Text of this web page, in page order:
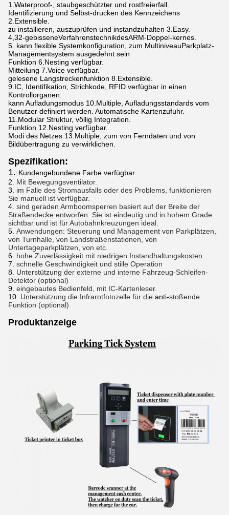
1.Waterproof- , staubgeschützter und rostfreierfall.
Identifizierung und Selbst-drucken des Kennzeichens
2.Extensible.
zu installieren, auszuprüfen und instandzuhalten 3.Easy.
4,32-gebisseneVerfahrenstechnikdesARM-Doppel-kernes.
5. kann flexible Systemkonfiguration, zum MultiniveauParkplatz-
Managementsystem ausgedehnt sein
Funktion 6.Nesting verfügbar.
Mitteilung 7.Voice verfügbar.
gelesene Langstreckenfunktion 8.Extensible
9.IC , Identifikation, Strichkode, RFID verfügbar in einen
Kontrollorganen.
kann Aufladungsmodus 10.Multiple , Aufladungsstandards vom
Benutzer definiert werden. Automatische Kartenzufuhr.
11.Modular Struktur, völlig Integration.
Funktion 12.Nesting verfügbar.
Modi des Netzes 13.Multiple , zum von Ferndaten und von
Bildübertragung zu verwirklichen.
Spezifikation:
1. Kundengebundene Farbe verfügbar
2. Mit Bewegungsventilator.
3. im Falle des Stromausfalls oder des Problems, funktionieren
Sie manuell ist verfügbar.
4. sind geraden Armboomsperren basiert auf der Breite der
Straßendecke entworfen. Sie ist eindeutig und in hohem Grade
sichtbar und ist für Autobahnkreuzungen ideal.
5. Anwendungen: Steuerung und Management von Parkplätzen,
von Turnhalle, von Landstraßenstationen, von
Untertageparkplätzen, von etc.
6. hohe Zuverlässigkeit mit niedrigen Instandhaltungskosten
7. schnelle Geschwindigkeit und stille Operation
8. Unterstützung der externe und interne Fahrzeug-Schleifen-
Detektor (optional)
9. eingebautes Bedienfeld, mit IC-Kartenleser.
10. Unterstützung die Infrarotfotozelle für die anti-stoßende
Funktion (optional)
Produktanzeige